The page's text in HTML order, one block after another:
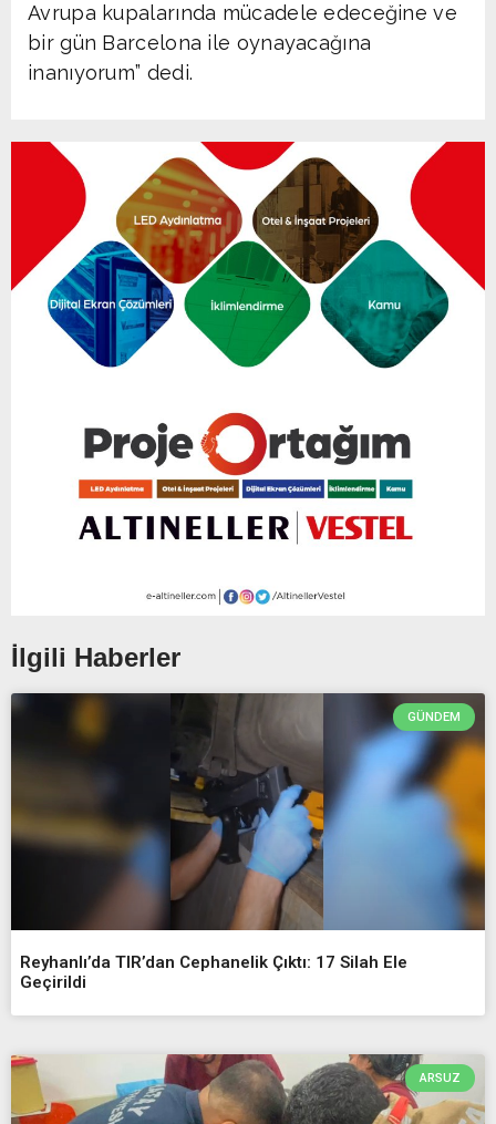
Avrupa kupalarında mücadele edeceğine ve
bir gün Barcelona ile oynayacağına
inanıyorum” dedi.
İlgili Haberler
GÜNDEM
Reyhanlı’da TIR’dan Cephanelik Çıktı: 17 Silah Ele
Geçirildi
ARSUZ